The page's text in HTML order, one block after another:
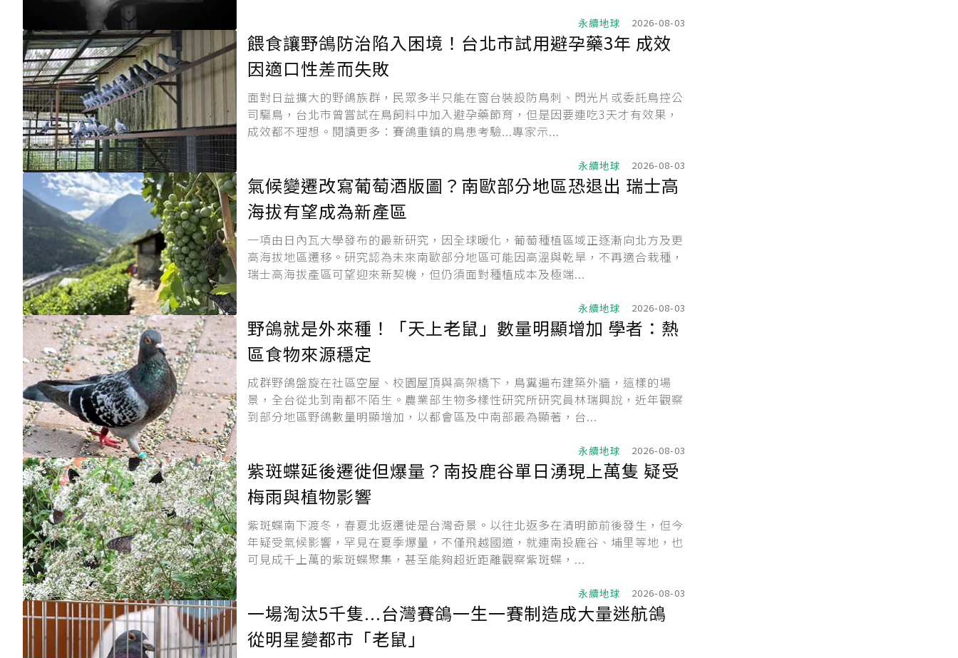
永續地球 2026-08-03
餵食讓野鴿防治陷入困境！台北市試用避孕藥3年 成效
因適口性差而失敗
面對日益擴大的野鴿族群，民眾多半只能在窗台裝設防鳥刺、閃光片或委託鳥控公
司驅鳥，台北市曾嘗試在鳥飼料中加入避孕藥節育，但是因要連吃3天才有效果，
成效都不理想。閱讀更多：賽鴿重鎮的鳥患考驗...專家示...
永續地球 2026-08-03
氣候變遷改寫葡萄酒版圖？南歐部分地區恐退出 瑞士高
海拔有望成為新產區
一項由日內瓦大學發布的最新研究，因全球暖化，葡萄種植區域正逐漸向北方及更
高海拔地區遷移。研究認為未來南歐部分地區可能因高溫與乾旱，不再適合栽種，
瑞士高海拔產區可望迎來新契機，但仍須面對種植成本及極端...
永續地球 2026-08-03
野鴿就是外來種！「天上老鼠」數量明顯增加 學者：熱
區食物來源穩定
成群野鴿盤旋在社區空屋、校園屋頂與高架橋下，鳥糞遍布建築外牆，這樣的場
景，全台從北到南都不陌生。農業部生物多樣性研究所研究員林瑞興說，近年觀察
到部分地區野鴿數量明顯增加，以都會區及中南部最為顯著，台...
永續地球 2026-08-03
紫斑蝶延後遷徙但爆量？南投鹿谷單日湧現上萬隻 疑受
梅雨與植物影響
紫斑蝶南下渡冬，春夏北返遷徙是台灣奇景。以往北返多在清明節前後發生，但今
年疑受氣候影響，罕見在夏季爆量，不僅飛越國道，就連南投鹿谷、埔里等地，也
可見成千上萬的紫斑蝶聚集，甚至能夠超近距離觀察紫斑蝶，...
永續地球 2026-08-03
一場淘汰5千隻...台灣賽鴿一生一賽制造成大量迷航鴿
從明星變都市「老鼠」